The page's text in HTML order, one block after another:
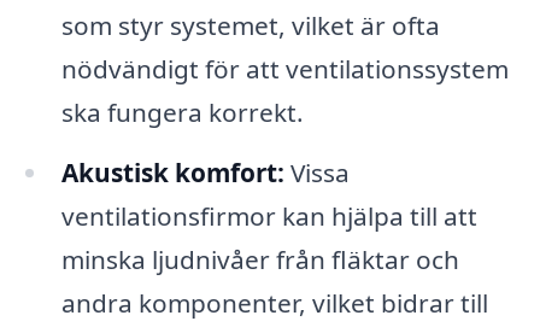
som styr systemet, vilket är ofta
nödvändigt för att ventilationssystem
ska fungera korrekt.
Akustisk komfort: Vissa
ventilationsfirmor kan hjälpa till att
minska ljudnivåer från fläktar och
andra komponenter, vilket bidrar till